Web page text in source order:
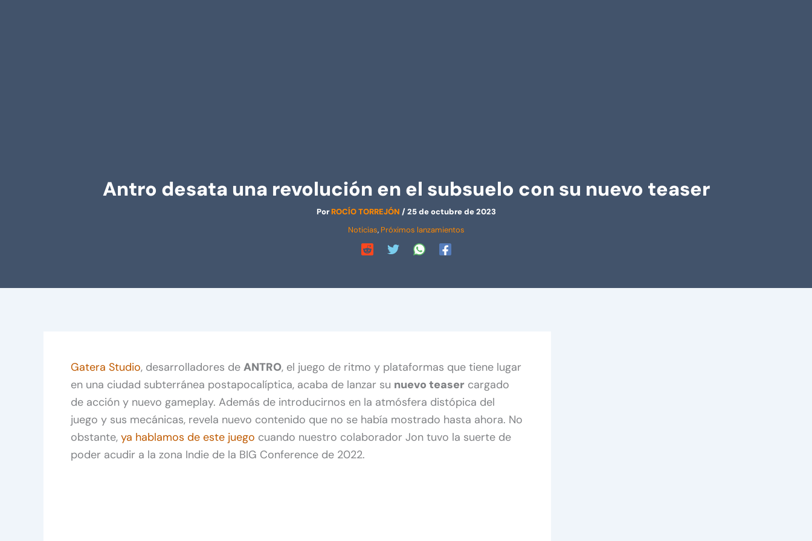
Antro desata una revolución en el subsuelo con su nuevo teaser
PorROCÍO TORREJÓN /25 de octubre de 2023
Noticias, Próximos lanzamientos
Gatera Studio, desarrolladores de ANTRO, el juego de ritmo y plataformas que tiene lugar
en una ciudad subterránea postapocalíptica, acaba de lanzar su nuevo teaser cargado
de acción y nuevo gameplay. Además de introducirnos en la atmósfera distópica del
juego y sus mecánicas, revela nuevo contenido que no se había mostrado hasta ahora. No
obstante, ya hablamos de este juego cuando nuestro colaborador Jon tuvo la suerte de
poder acudir a la zona Indie de la BIG Conference de 2022.